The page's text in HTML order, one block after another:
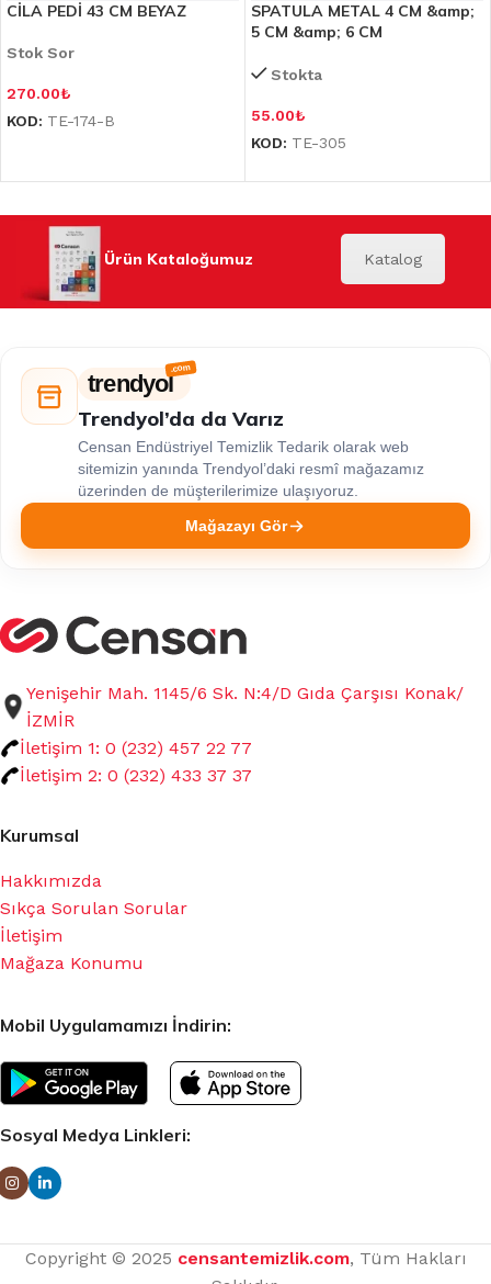
CİLA PEDİ 43 CM BEYAZ
Stok Sor
270.00₺
KOD: TE-174-B
SPATULA METAL 4 CM &amp;
5 CM &amp; 6 CM
Stokta
55.00₺
KOD: TE-305
Ürün Kataloğumuz Katalog
trendyol
Trendyol’da da Varız
Censan Endüstriyel Temizlik Tedarik olarak web
sitemizin yanında Trendyol’daki resmî mağazamız
üzerinden de müşterilerimize ulaşıyoruz.
Mağazayı Gör
Yenişehir Mah. 1145/6 Sk. N:4/D Gıda Çarşısı Konak/
İZMİR
İletişim 1: 0 (232) 457 22 77
İletişim 2: 0 (232) 433 37 37
Kurumsal
Hakkımızda
Sıkça Sorulan Sorular
İletişim
Mağaza Konumu
Mobil Uygulamamızı İndirin:
Sosyal Medya Linkleri:
Copyright © 2025 censantemizlik.com, Tüm Hakları